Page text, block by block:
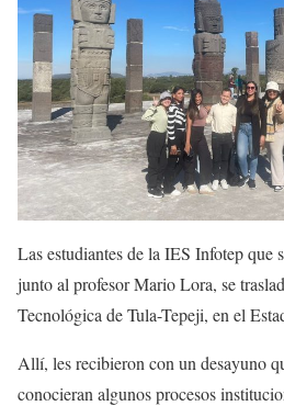
Las estudiantes de la IES Infotep que
junto al profesor Mario Lora, se
Tecnológica de Tula-Tepeji, en el
Allí, les recibieron con un desayuno
conocieran algunos procesos